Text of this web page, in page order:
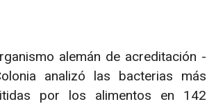
alemán de acreditación -
analizó las bacterias más
por los alimentos en 142